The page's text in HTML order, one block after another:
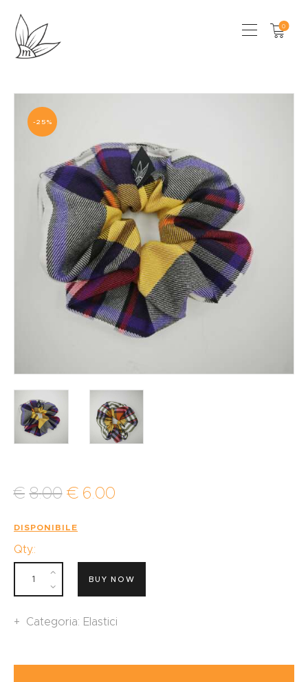
0
HOME
LOCAL STORES
CONTATTI
-25%
€ 8.00 € 6.00
DISPONIBILE
Qty.:
BUY NOW
Categoria: Elastici